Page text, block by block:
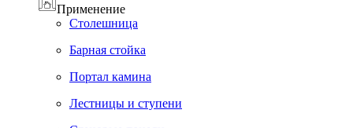
Применение
Cтолешница
Барная стойка
Портал камина
Лестницы и ступени